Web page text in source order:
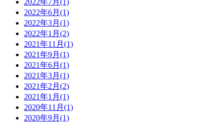
2022年7月(1)
2022年6月(1)
2022年3月(1)
2022年1月(2)
2021年11月(1)
2021年9月(1)
2021年6月(1)
2021年3月(1)
2021年2月(2)
2021年1月(1)
2020年11月(1)
2020年9月(1)